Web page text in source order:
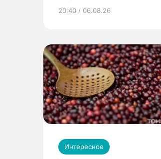
20:40 / 06.08.26
Интересное